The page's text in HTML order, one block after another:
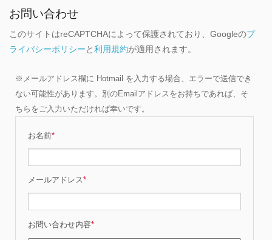
お問い合わせ
このサイトはreCAPTCHAによって保護されており、Googleのプ
ライバシーポリシーと利用規約が適用されます。
※メールアドレス欄に Hotmail を入力する場合、エラーで送信でき
ない可能性があります。別のEmailアドレスをお持ちであれば、そ
ちらをご入力いただければ幸いです。
お名前*
メールアドレス*
お問い合わせ内容*